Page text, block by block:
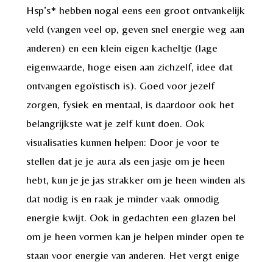
Hsp’s* hebben nogal eens een groot ontvankelijk
veld (vangen veel op, geven snel energie weg aan
anderen) en een klein eigen kacheltje (lage
eigenwaarde, hoge eisen aan zichzelf, idee dat
ontvangen egoïstisch is). Goed voor jezelf
zorgen, fysiek en mentaal, is daardoor ook het
belangrijkste wat je zelf kunt doen. Ook
visualisaties kunnen helpen: Door je voor te
stellen dat je je aura als een jasje om je heen
hebt, kun je je jas strakker om je heen winden als
dat nodig is en raak je minder vaak onnodig
energie kwijt. Ook in gedachten een glazen bel
om je heen vormen kan je helpen minder open te
staan voor energie van anderen. Het vergt enige